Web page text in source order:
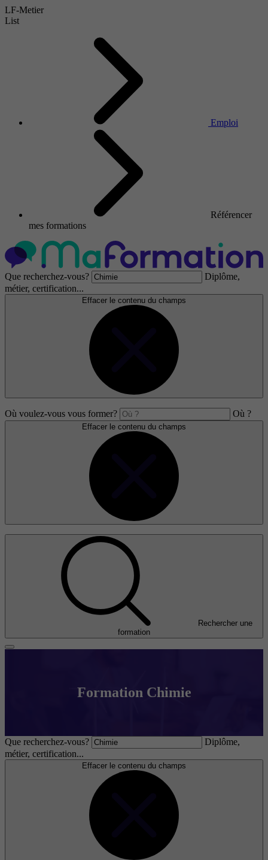
LF-Metier
List
Emploi
Référencer
mes formations
Que recherchez-vous?
Diplôme,
métier, certification...
Effacer le contenu du champs
Où voulez-vous vous former? Où ?
Effacer le contenu du champs
Rechercher une
formation
Formation Chimie
Que recherchez-vous?
Diplôme,
métier, certification...
Effacer le contenu du champs